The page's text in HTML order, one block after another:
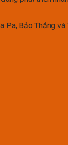
Bảo Thắng và